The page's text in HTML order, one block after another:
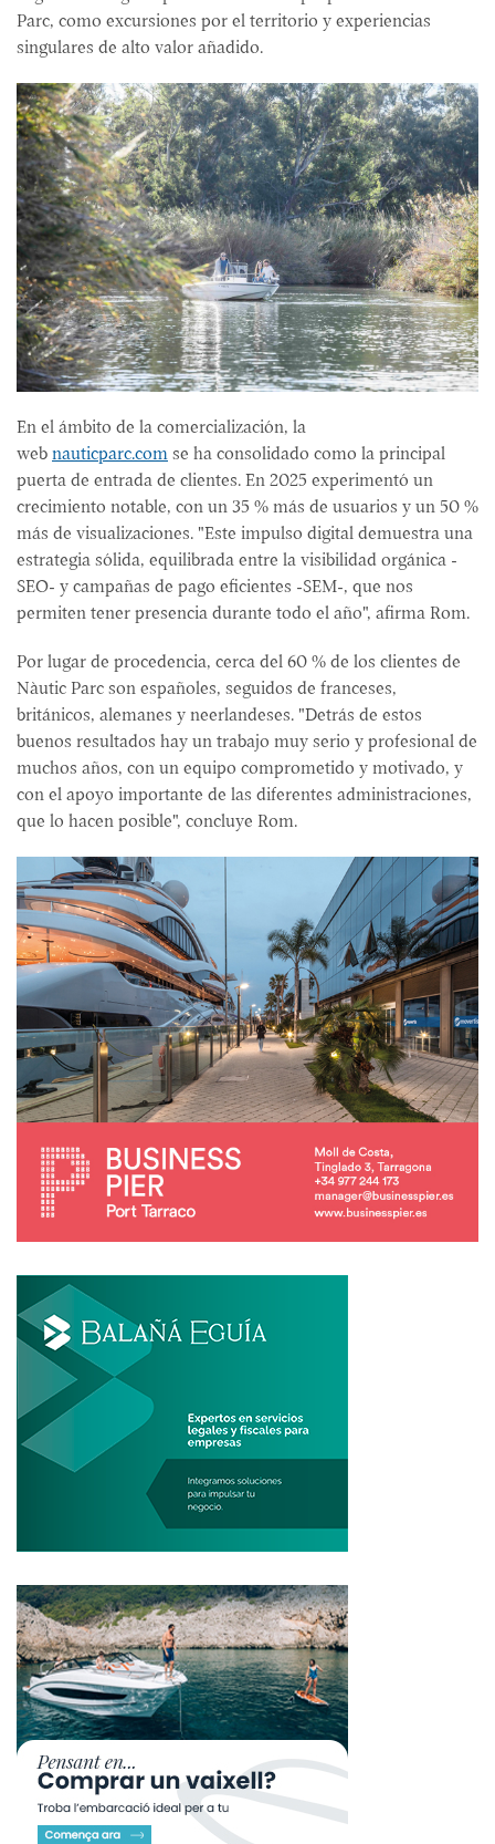
Parc, como excursiones por el territorio y experiencias
singulares de alto valor añadido.
En el ámbito de la comercialización, la
web nauticparc.com se ha consolidado como la principal
puerta de entrada de clientes. En 2025 experimentó un
crecimiento notable, con un 35 % más de usuarios y un 50 %
más de visualizaciones. "Este impulso digital demuestra una
estrategia sólida, equilibrada entre la visibilidad orgánica -
SEO- y campañas de pago eficientes -SEM-, que nos
permiten tener presencia durante todo el año", afirma Rom.
Por lugar de procedencia, cerca del 60 % de los clientes de
Nàutic Parc son españoles, seguidos de franceses,
británicos, alemanes y neerlandeses. "Detrás de estos
buenos resultados hay un trabajo muy serio y profesional de
muchos años, con un equipo comprometido y motivado, y
con el apoyo importante de las diferentes administraciones,
que lo hacen posible", concluye Rom.